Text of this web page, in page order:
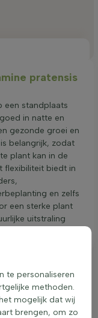
pratensis
een standplaats
in natte en
gezonde groei en
belangrijk, zodat
plant kan in de
flexibiliteit biedt in
en zelfs
een sterke plant
uitstraling
te personaliseren
methoden.
mogelijk dat wij
brengen, om zo